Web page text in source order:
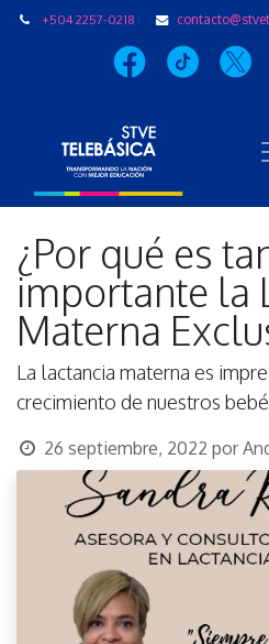
+504 2257-0218
¿Por qué es
importante la
Materna
La lactancia materna es
crecimiento de nuestros
26 septiembre, 2022 por